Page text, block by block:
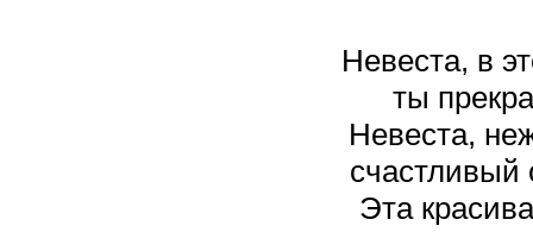
Невеста, в
ты
Невеста,
счастливый
Эта